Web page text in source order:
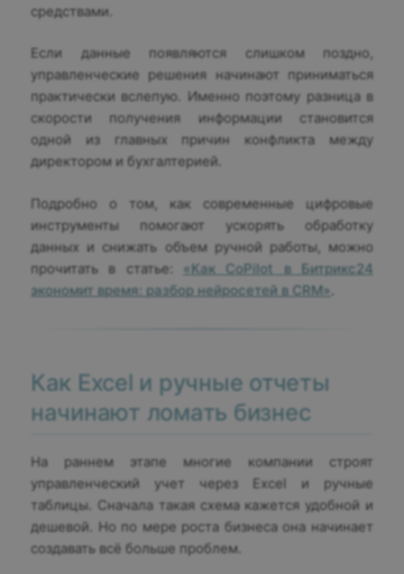
средствами.
Если данные появляются слишком поздно,
управленческие решения начинают приниматься
практически вслепую. Именно поэтому разница в
скорости получения информации становится
одной из главных причин конфликта между
директором и бухгалтерией.
Подробно о том, как современные цифровые
инструменты помогают ускорять обработку
данных и снижать объем ручной работы, можно
прочитать в статье: «Как CoPilot в Битрикс24
экономит время: разбор нейросетей в CRM»
Как Excel и ручные отчеты
начинают ломать бизнес
На раннем этапе многие компании строят
управленческий учет через Excel и ручные
таблицы. Сначала такая схема кажется удобной и
дешевой. Но по мере роста бизнеса она начинает
создавать всё больше проблем.